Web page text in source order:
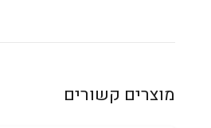
מוצרים קשורים